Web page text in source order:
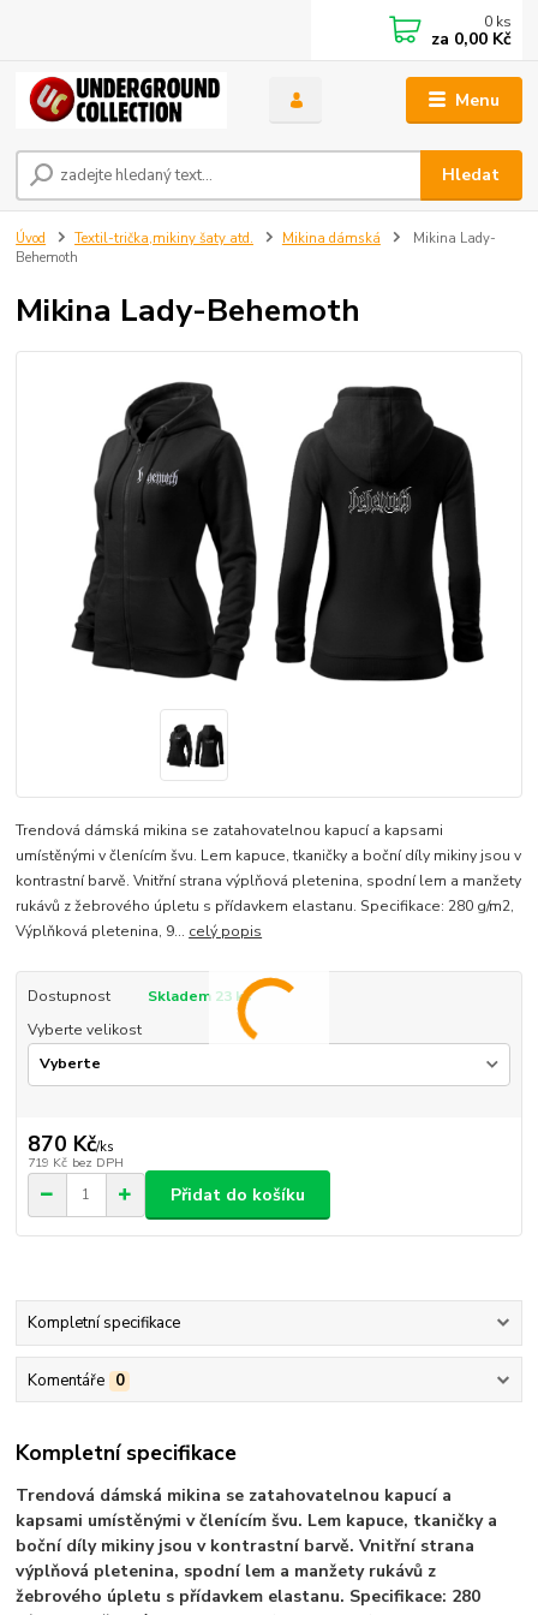
Menu
Hledat
0 ks
za 0,00 Kč
Úvod Textil-trička,mikiny šaty atd. Mikina dámská
Mikina Lady-
Behemoth
Mikina Lady-Behemoth
Trendová dámská mikina se zatahovatelnou kapucí a kapsami
umístěnými v členícím švu. Lem kapuce, tkaničky a boční díly mikiny jsou v
kontrastní barvě. Vnitřní strana výplňová pletenina, spodní lem a manžety
rukávů z žebrového úpletu s přídavkem elastanu. Specifikace: 280 g/m2,
Výplňková pletenina, 9... celý popis
Dostupnost
Skladem 23 ks
Vyberte velikost
870 Kč/ks
719 Kč bez DPH
Přidat do košíku
Kompletní specifikace
Komentáře 0
Kompletní specifikace
Trendová dámská mikina se zatahovatelnou kapucí a
kapsami umístěnými v členícím švu. Lem kapuce, tkaničky a
boční díly mikiny jsou v kontrastní barvě. Vnitřní strana
výplňová pletenina, spodní lem a manžety rukávů z
žebrového úpletu s přídavkem elastanu. Specifikace: 280